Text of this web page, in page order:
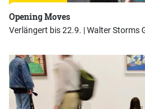
Opening Moves
Verlängert bis 22.9. |Walter Storms